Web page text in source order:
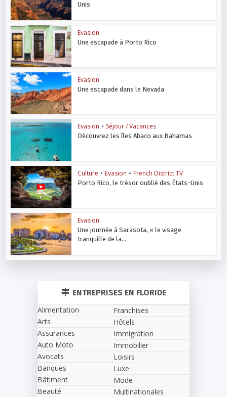
Unis
Evasion
Une escapade à Porto Rico
Evasion
Une escapade dans le Nevada
Evasion • Séjour / Vacances
Découvrez les îles Abaco aux Bahamas
Culture • Evasion • French District TV
Porto Rico, le trésor oublié des États-Unis
Evasion
Une journée à Sarasota, « le visage
tranquille de la...
ENTREPRISES EN FLORIDE
Alimentation
Arts
Assurances
Auto Moto
Avocats
Banques
Bâtiment
Beauté
Franchises
Hôtels
Immigration
Immobilier
Loisirs
Luxe
Mode
Multinationales